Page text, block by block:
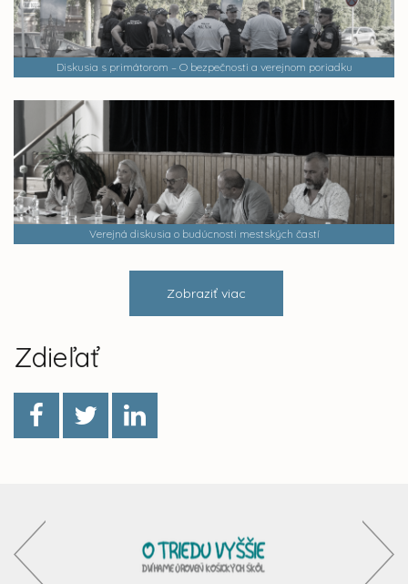
Diskusia s primátorom – O bezpečnosti a verejnom poriadku
Verejná diskusia o budúcnosti mestských častí
Zobraziť viac
Zdieľať